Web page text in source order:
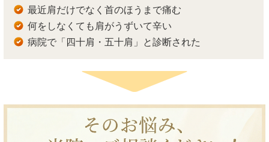
最近肩だけでなく首のほうまで痛む
何をしなくても肩がうずいて辛い
病院で「四十肩・五十肩」と診断された